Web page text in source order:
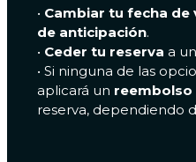
• Cambiar tu fecha de
de anticipación.
• Ceder tu reserva a
• Si ninguna de las
aplicará un reembolso
reserva, dependiendo